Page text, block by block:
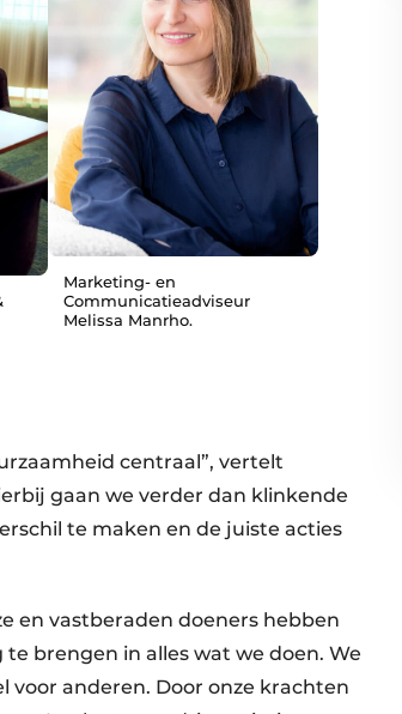
Marketing- en
Communicatieadviseur
Melissa Manrho.
centraal”, vertelt
gaan we verder dan klinkende
te maken en de juiste acties
en vastberaden doeners hebben
brengen in alles wat we doen. We
voor anderen. Door onze krachten